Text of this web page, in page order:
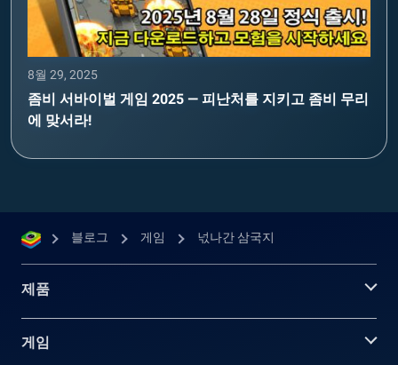
8월 29, 2025
좀비 서바이벌 게임 2025 — 피난처를 지키고 좀비 무리
에 맞서라!
블로그 게임 넋나간 삼국지
제품
게임